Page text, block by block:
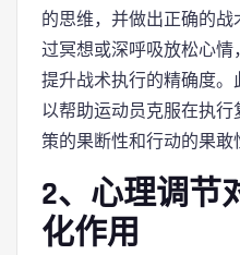
的思维，并做出正确的
过冥想或深呼吸放松心
提升战术执行的精确度
以帮助运动员克服在执
策的果断性和行动的果敢
2、心理调节
化作用